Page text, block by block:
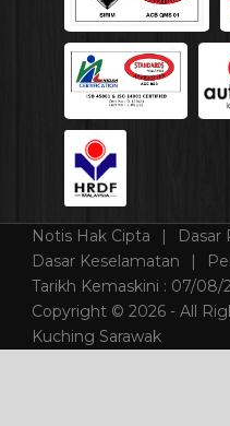
Notis Hak Cipta
Dasar
Dasar Keselamatan
Tarikh Kemaskini : 07/08/
Copyright © 2026 - All
Kuching Sarawak